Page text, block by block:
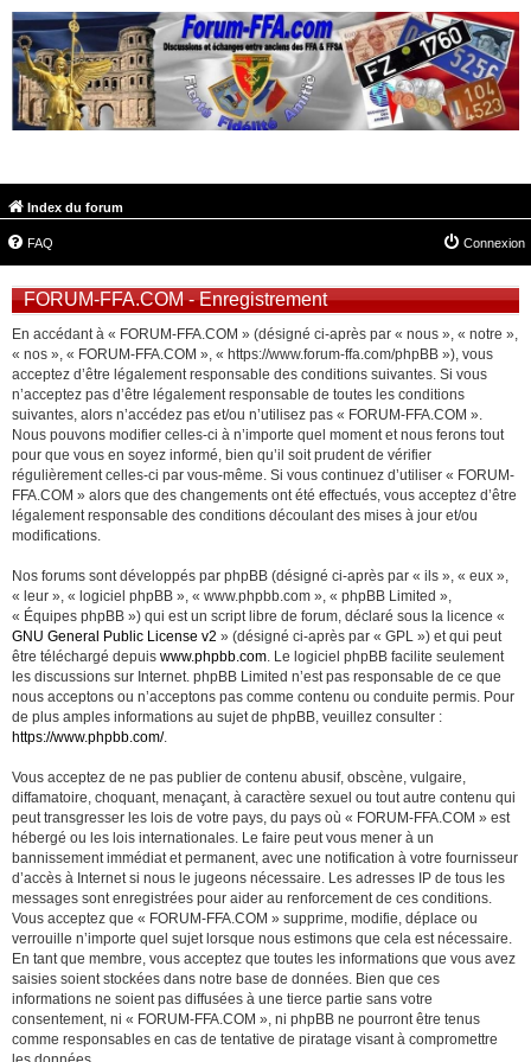
Index du forum
FAQ Connexion
FORUM-FFA.COM - Enregistrement
En accédant à « FORUM-FFA.COM » (désigné ci-après par « nous », « notre »,
« nos », « FORUM-FFA.COM », « https://www.forum-ffa.com/phpBB »), vous
acceptez d’être légalement responsable des conditions suivantes. Si vous
n’acceptez pas d’être légalement responsable de toutes les conditions
suivantes, alors n’accédez pas et/ou n’utilisez pas « FORUM-FFA.COM ».
Nous pouvons modifier celles-ci à n’importe quel moment et nous ferons tout
pour que vous en soyez informé, bien qu’il soit prudent de vérifier
régulièrement celles-ci par vous-même. Si vous continuez d’utiliser « FORUM-
FFA.COM » alors que des changements ont été effectués, vous acceptez d’être
légalement responsable des conditions découlant des mises à jour et/ou
modifications.
Nos forums sont développés par phpBB (désigné ci-après par « ils », « eux »,
« leur », « logiciel phpBB », « www.phpbb.com », « phpBB Limited »,
« Équipes phpBB ») qui est un script libre de forum, déclaré sous la licence «
GNU General Public License v2 » (désigné ci-après par « GPL ») et qui peut
être téléchargé depuis www.phpbb.com . Le logiciel phpBB facilite seulement
les discussions sur Internet. phpBB Limited n’est pas responsable de ce que
nous acceptons ou n’acceptons pas comme contenu ou conduite permis. Pour
de plus amples informations au sujet de phpBB, veuillez consulter :
https://www.phpbb.com/.
Vous acceptez de ne pas publier de contenu abusif, obscène, vulgaire,
diffamatoire, choquant, menaçant, à caractère sexuel ou tout autre contenu qui
peut transgresser les lois de votre pays, du pays où « FORUM-FFA.COM » est
hébergé ou les lois internationales. Le faire peut vous mener à un
bannissement immédiat et permanent, avec une notification à votre fournisseur
d’accès à Internet si nous le jugeons nécessaire. Les adresses IP de tous les
messages sont enregistrées pour aider au renforcement de ces conditions.
Vous acceptez que « FORUM-FFA.COM » supprime, modifie, déplace ou
verrouille n’importe quel sujet lorsque nous estimons que cela est nécessaire.
En tant que membre, vous acceptez que toutes les informations que vous avez
saisies soient stockées dans notre base de données. Bien que ces
informations ne soient pas diffusées à une tierce partie sans votre
consentement, ni « FORUM-FFA.COM », ni phpBB ne pourront être tenus
comme responsables en cas de tentative de piratage visant à compromettre